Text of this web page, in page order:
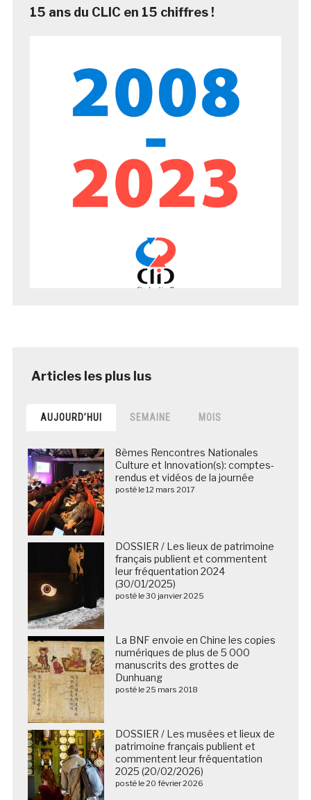
15 ans du CLIC en 15 chiffres !
AUJOURD’HUI SEMAINE MOIS
8èmes Rencontres Nationales
Culture et Innovation(s): comptes-
rendus et vidéos de la journée
posté le 12 mars 2017
DOSSIER / Les lieux de patrimoine
français publient et commentent
leur fréquentation 2024
(30/01/2025)
posté le 30 janvier 2025
La BNF envoie en Chine les copies
numériques de plus de 5 000
manuscrits des grottes de
Dunhuang
posté le 25 mars 2018
DOSSIER / Les musées et lieux de
patrimoine français publient et
commentent leur fréquentation
2025 (20/02/2026)
posté le 20 février 2026